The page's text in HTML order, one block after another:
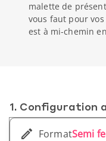
malette de
vous faut pour
est à mi-chemin
1. Conf­iguration
FormatSemi